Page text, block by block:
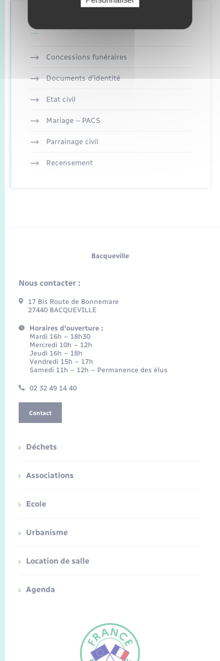
Concessions funéraires
Documents d’identité
Etat civil
Mariage – PACS
Parrainage civil
Recensement
Bacqueville
Nous contacter :
17 Bis Route de Bonnemare
27440 BACQUEVILLE
Horaires d'ouverture :
Mardi 16h – 18h30
Mercredi 10h – 12h
Jeudi 16h – 18h
Vendredi 15h – 17h
Samedi 11h – 12h – Permanence des élus
02 32 49 14 40
Contact
Déchets
Associations
Ecole
Urbanisme
Location de salle
Agenda